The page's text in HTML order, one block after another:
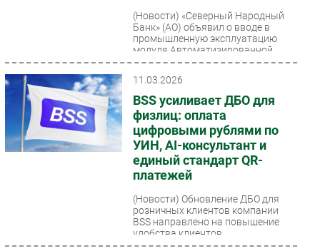
(Новости) «Северный Народный
Банк» (АО) объявил о вводе в
промышленную эксплуатацию
модуля Автоматизированной
упрощённой системы
11.03.2026
BSS усиливает ДБО для
физлиц: оплата
цифровыми рублями по
УИН, AI-консультант и
единый стандарт QR-
платежей
(Новости) Обновление ДБО для
розничных клиентов компании
BSS направлено на повышение
удобства клиентов,
автоматизацию поддержки и